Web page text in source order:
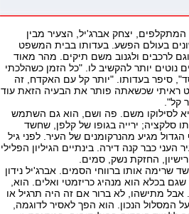
יצחק אברג'יל, הצעיר מבין
בעולם הפשע. בעדותו בבית המשפט
לבתים וגם לרכבים ולגנוב משם תיקים. מהר מאוד
נוטים יותר להקשיב לו. "כל הזמן כשהלכתי
סיפר בעדותו. "יותר קל עם האקדח, זה
ראיתי שכשאתה פותר את הבעיה הזאת עוד
קל".
שהביא לבית הספר בגיל 12 יביא לסילוקו משם. פה ושם, הוא גם השתמש
סלקציה; ירייה בגופו של קלפן, שחשד
מגיע מהנרקומנים של העיר. לפני גיל
העני כבר קנה דירה. בינתיים הגיליון הפלילי
החזקת נשק, סמים.
שרימה אותו ברווחי הסמים. אברג'יל נידון
שגם בכלא הוא מנהיג כריזמטי ואלים. הוא,
מתישהו, לא ברור אם זה היה תרגיל או
המסלול הנכון. הוא הפך לאסיר לדוגמה,